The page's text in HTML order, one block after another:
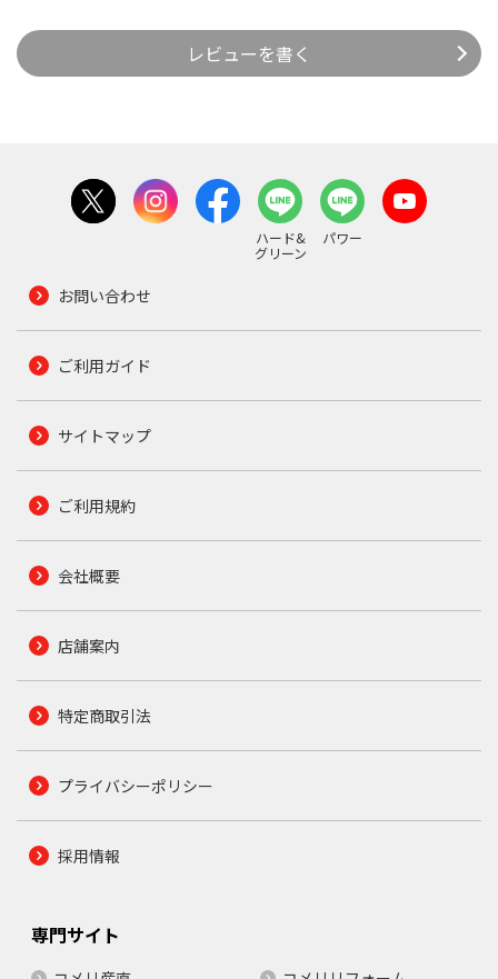
レビューを書く
ハード&
グリーン
パワー
お問い合わせ
ご利用ガイド
サイトマップ
ご利用規約
会社概要
店舗案内
特定商取引法
プライバシーポリシー
採用情報
専門サイト